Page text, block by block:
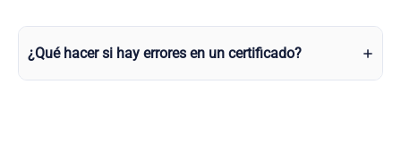
¿Qué hacer si hay errores en un certificado?